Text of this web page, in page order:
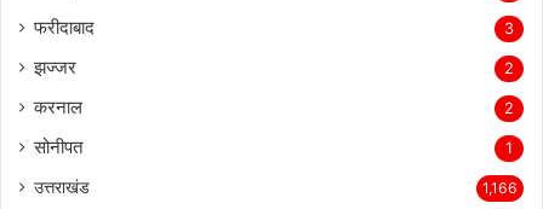
फरीदाबाद 3
झज्जर 2
करनाल 2
सोनीपत 1
उत्तराखंड 1,166